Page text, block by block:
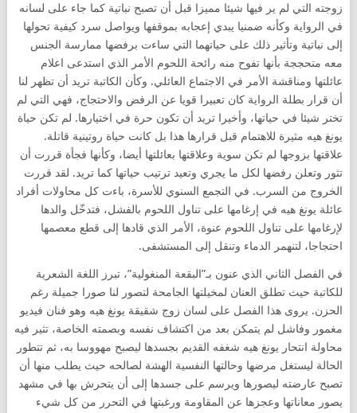
زوجته التي لم ير فيها شيئا مميزا قبل أن تصبح نباتية كما جاء على لسانه
في الرواية وكأنه ضمنيا يبدي إعجابه بموقفها ويواصل سرد كيفية تحولها
إلى نباتية وتأثير ذلك على حياتهما التي ساءت برفضها ممارسة الجنس
معه متحججة بأنها تفوح منه رائحة اللحوم الأمر الذي استدعى اعلام
عائلتها ومناقشة الأمر في الاجتماع العائلي. وكأن الكاتبة تريد أن تظهر لنا
أن قرار بطلة الرواية كان تعبيرا قويا عن الرفض والاحتجاج، فهي التي لم
تختر شيئا في حياتها، وأخيرا تريد أن تكون حرة في اختيارها. لم تكن حياة
يونغ هيه مثيرة للاهتمام قبل قرارها هذا بل كانت حياة روتينية قاتلة.
علاقتها بزوجها لم تكن سوية وعلاقتها بعائلتها أيضا، وكأنها فجأة قررت أن
تثور وتعلن رفضها لكل ما يجري وتعيد ترتيب حياتها كما تريد. لقد قررت
الخروج من السرب. في التجمع السنوي للأسرة، باءت كل محاولات أفراد
عائلة يونغ هيه في إرغامها على تناول اللحوم بالفشل، فتدخّل والدها
لإرغامها على تناول اللحوم عنوة، الأمر الذي قادها إلى قطع معصمها
احتجاجا، لتنهمر الدماء وتنقل إلى المستشفى.
في الفصل الثاني الذي عنون بـ”البقعة المنغولية”، تبرز اللغة الشعرية
للكاتبة حيث تطلق العنان لمخيلتها الجامحة لتصور لنا صورا جميلة رغم
الحزن. يروى هذا الفصل على لسان زوج شقيقة يونغ هيه وهو فنان فيديو
مغمور وفاشل لم يتمكن بعد من اكتشاف نفسه وبصمته الخاصة، تثير فيه
محاولة انتحار يونغ هيه شغفه القديم بجسدها ليصبح مهووسا به، ثم تتطور
الحالة ليستغل مرضها وحالتها النفسية الهشة لصالحه حيث يطلب منها أن
تصبح عارضته ليصورها ويرسم على جسدها إلى أن يتحرش بها في مشهد
يصور معاناتها وعجزها عن المقاومة ورغبتها في التحرر من كل شيء